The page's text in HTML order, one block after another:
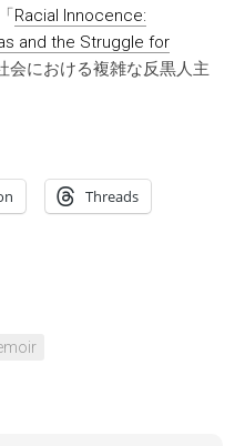
Racial Innocence:
and the Struggle for
会における複雑な反黒人主
Threads